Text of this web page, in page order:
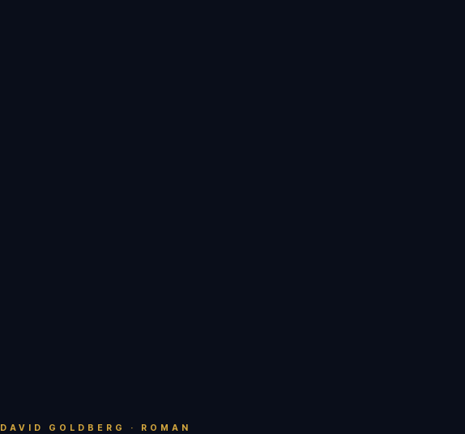
DAVID GOLDBERG · ROMAN